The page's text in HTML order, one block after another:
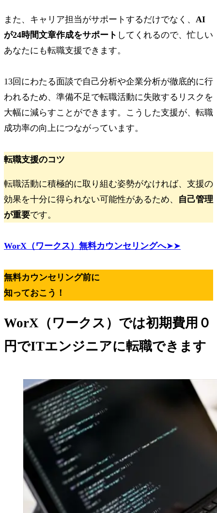
また、キャリア担当がサポートするだけでなく、 AI
が24時間文章作成をサポート してくれるので、忙しい
あなたにも転職支援できます。
13回にわたる面談で自己分析や企業分析が徹底的に行
われるため、準備不足で転職活動に失敗するリスクを
大幅に減らすことができます。こうした支援が、転職
成功率の向上につながっています。
転職支援のコツ
転職活動に積極的に取り組む姿勢がなければ、支援の
効果を十分に得られない可能性があるため、 自己管理
が重要です。
WorX（ワークス）無料カウンセリングへ➤➤
無料カウンセリング前に
知っておこう！
WorX（ワークス）では初期費用０
円 でITエンジニアに転職できます